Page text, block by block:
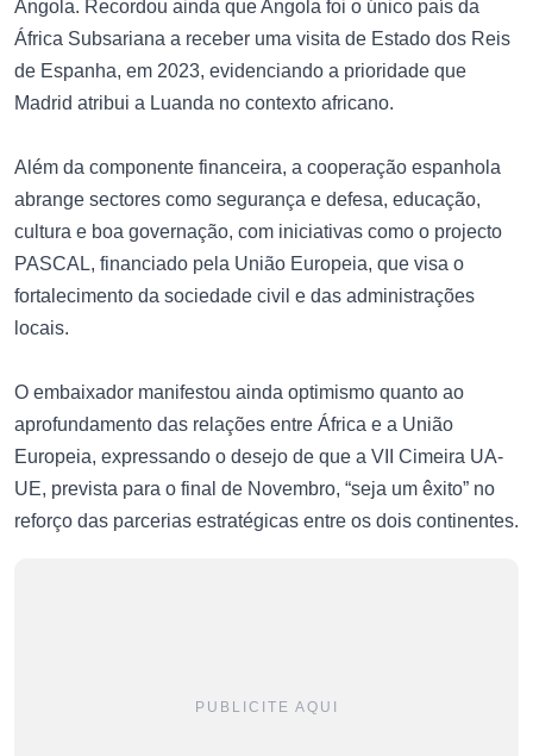
Angola. Recordou ainda que Angola foi o único país da
África Subsariana a receber uma visita de Estado dos Reis
de Espanha, em 2023, evidenciando a prioridade que
Madrid atribui a Luanda no contexto africano.
Além da componente financeira, a cooperação espanhola
abrange sectores como segurança e defesa, educação,
cultura e boa governação, com iniciativas como o projecto
PASCAL, financiado pela União Europeia, que visa o
fortalecimento da sociedade civil e das administrações
locais.
O embaixador manifestou ainda optimismo quanto ao
aprofundamento das relações entre África e a União
Europeia, expressando o desejo de que a VII Cimeira UA-
UE, prevista para o final de Novembro, “seja um êxito” no
reforço das parcerias estratégicas entre os dois continentes.
PUBLICITE AQUI